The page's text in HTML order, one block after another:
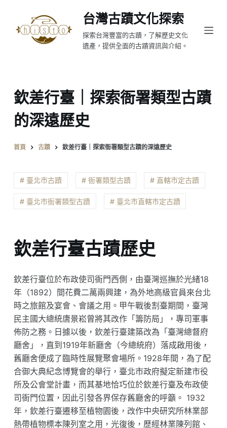
至
台灣古蹟文化探索
探索台灣豐富的古蹟，了解歷史文化
遺產，提供全面的古蹟資訊與介紹。
欽差行臺｜探索衙署類型古蹟
的深遠歷史
首頁 古蹟 欽差行臺｜探索衙署類型古蹟的深遠歷史
# 臺北市古蹟 # 衙署類型古蹟 # 直轄市定古蹟
# 臺北市衙署類型古蹟 # 臺北市直轄市定古蹟
欽差行臺古蹟歷史
欽差行臺位於布政使司衙門西側，由臺灣巡撫於光緒18
年（1892）間花費二萬兩興建，為外地高級官員來台北
時之旅館及宴會、會議之用。甲午戰後割臺期間，臺灣
民主國大總統唐景崧曾將其改作「籌防局」，專司軍事
佈防之務。日據以後，欽差行臺建築改為「臺灣總督府
廳舍」，直到1919年新廳舍（今總統府）落成啟用後，
舊廳舍便成了臨時性展覽聚會場所。1928年間，為了配
合御大典紀念博覽會的舉行，臺北市政府擬定新建市役
所及公會堂計畫，而其基地恰巧位於欽差行臺及布政使
司衙門位置，因此引發各界保存舊廳舍的呼籲。 1932
年，欽差行臺遷移至植物園後，改作中央研究所林業部
熱帶植物標本陳列室之用，光復後，歷經林業陳列館、